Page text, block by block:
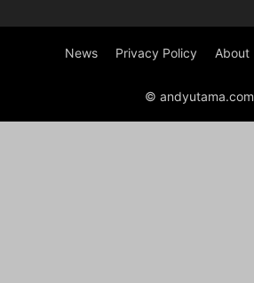
News Privacy Policy About
© andyutama.com